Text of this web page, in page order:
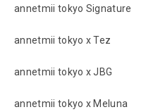
annetmii tokyo Signature
annetmii tokyo x Tez
annetmii tokyo x JBG
annetmii tokyo x Meluna